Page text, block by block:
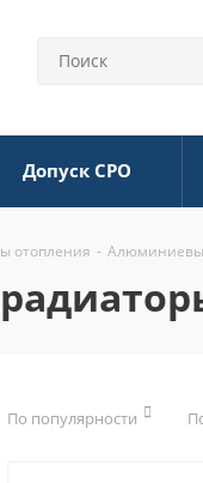
Допуск СРО
отопления -
По популярности